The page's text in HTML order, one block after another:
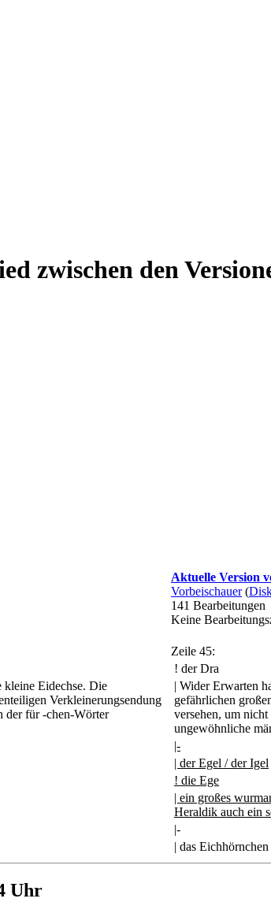
zwischen den
Aktuelle Version
Vorbeischauer (
141 Bearbeitungen
Keine
Zeile 45:
! der Dra
kleine Eidechse. Die
Verkleinerungsendung
der für -chen-Wörter
| Wider Erwarten
gefährlichen
versehen, um
ungewöhnliche
|-
| der Egel / der Igel
! die Ege
| ein großes
Heraldik auch ein
|-
| das Eichhörnchen
Uhr